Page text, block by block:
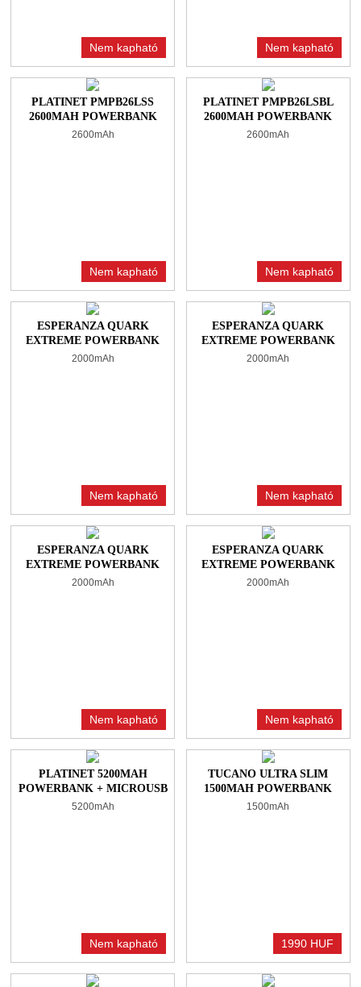
Nem kapható Nem kapható
PLATINET PMPB26LSS
2600MAH POWERBANK
BLACK
2600mAh
Nem kapható
PLATINET PMPB26LSBL
2600MAH POWERBANK
NAVY BLUE
2600mAh
Nem kapható
ESPERANZA QUARK
EXTREME POWERBANK
2000MAH BLUE
2000mAh
Nem kapható
ESPERANZA QUARK
EXTREME POWERBANK
2000MAH RED
2000mAh
Nem kapható
ESPERANZA QUARK
EXTREME POWERBANK
2000MAH WHITE
2000mAh
Nem kapható
ESPERANZA QUARK
EXTREME POWERBANK
2000MAH BLACK
2000mAh
Nem kapható
PLATINET 5200MAH
POWERBANK + MICROUSB
CABLE GREY
5200mAh
Nem kapható
TUCANO ULTRA SLIM
1500MAH POWERBANK
BLACK
1500mAh
1990 HUF